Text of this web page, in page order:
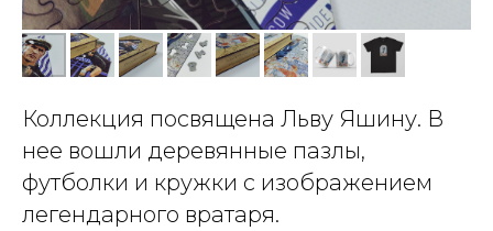
Коллекция посвящена Льву Яшину. В
нее вошли деревянные пазлы,
футболки и кружки с изображением
легендарного вратаря.